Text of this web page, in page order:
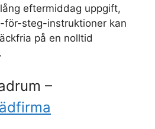
eftermiddag uppgift,
för-steg-instruktioner kan
på en nolltid
–